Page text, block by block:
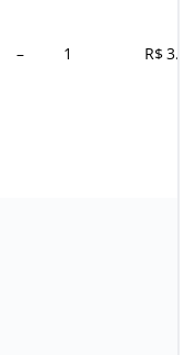
– 1 R$